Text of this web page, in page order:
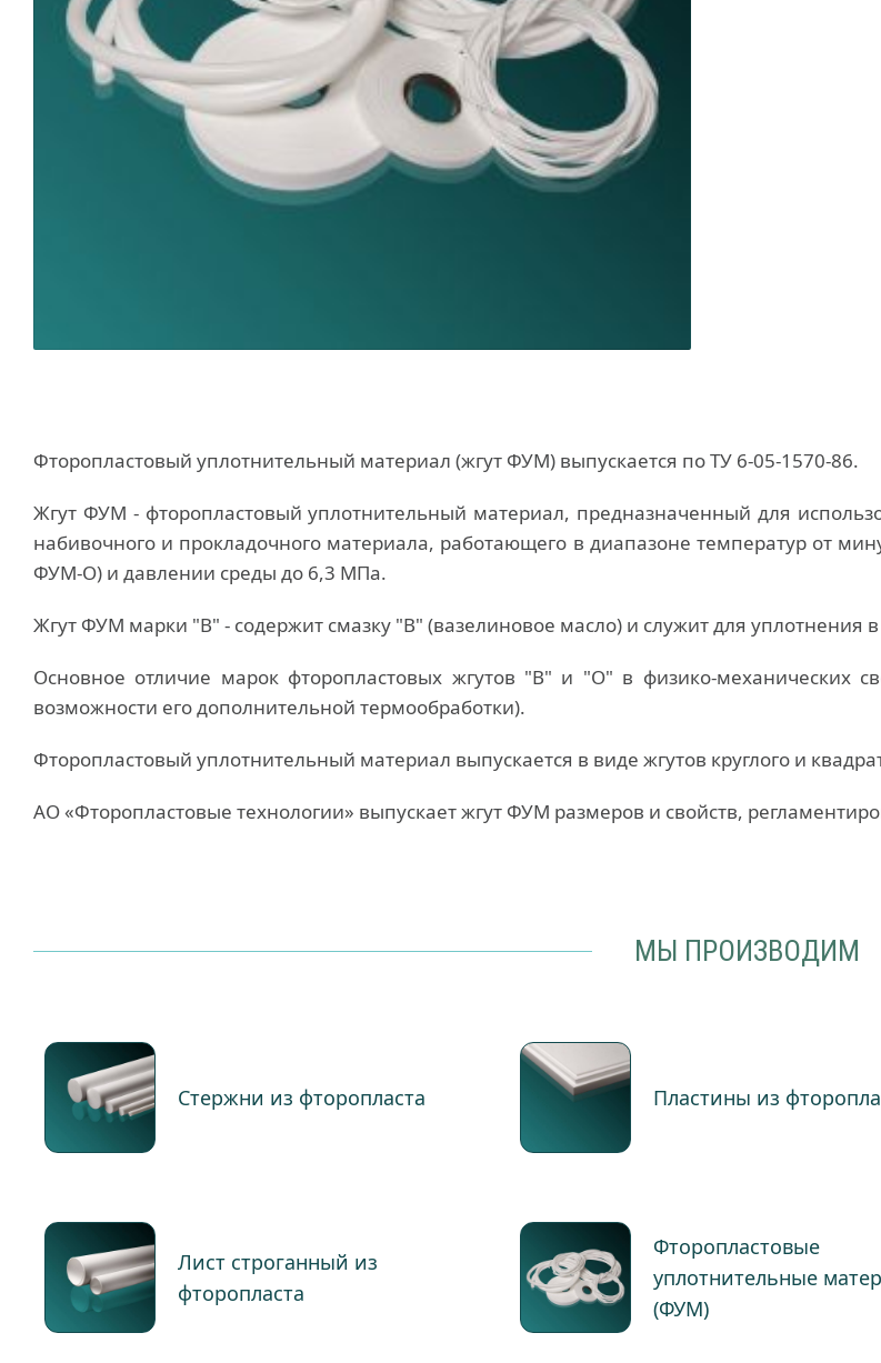
Фторопластовый уплотнительный материал (жгут ФУМ) выпускается по ТУ 6-05-1570-86.
Жгут ФУМ - фторопластовый уплотнительный материал, предназначенный для
набивочного и прокладочного материала, работающего в диапазоне температур от
ФУМ-О) и давлении среды до 6,3 МПа.
Жгут ФУМ марки "В" - содержит смазку "В" (вазелиновое масло) и служит для
Основное отличие марок фторопластовых жгутов "В" и "О" в физико-механических
возможности его дополнительной термообработки).
Фторопластовый уплотнительный материал выпускается в виде жгутов круглого и
АО «Фторопластовые технологии» выпускает жгут ФУМ размеров и свойств,
МЫ ПРОИЗВОДИМ
Стержни из фторопласта Пластины из
Лист строганный из
фторопласта
Фторопластовые
уплотнительные
(ФУМ)